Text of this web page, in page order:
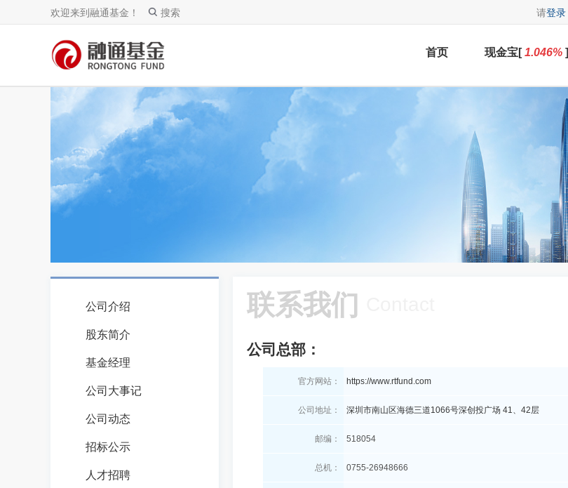
欢迎来到融通基金！ 搜索 请登录
首页 现金宝[1.046% ]
公司介绍
股东简介
基金经理
公司大事记
公司动态
招标公示
人才招聘
联系我们
公司总部：
官方网站： https://www.rtfund.com
公司地址： 深圳市南山区海德三道1066号深创投广场 41、42层
邮编： 518054
总机： 0755-26948666